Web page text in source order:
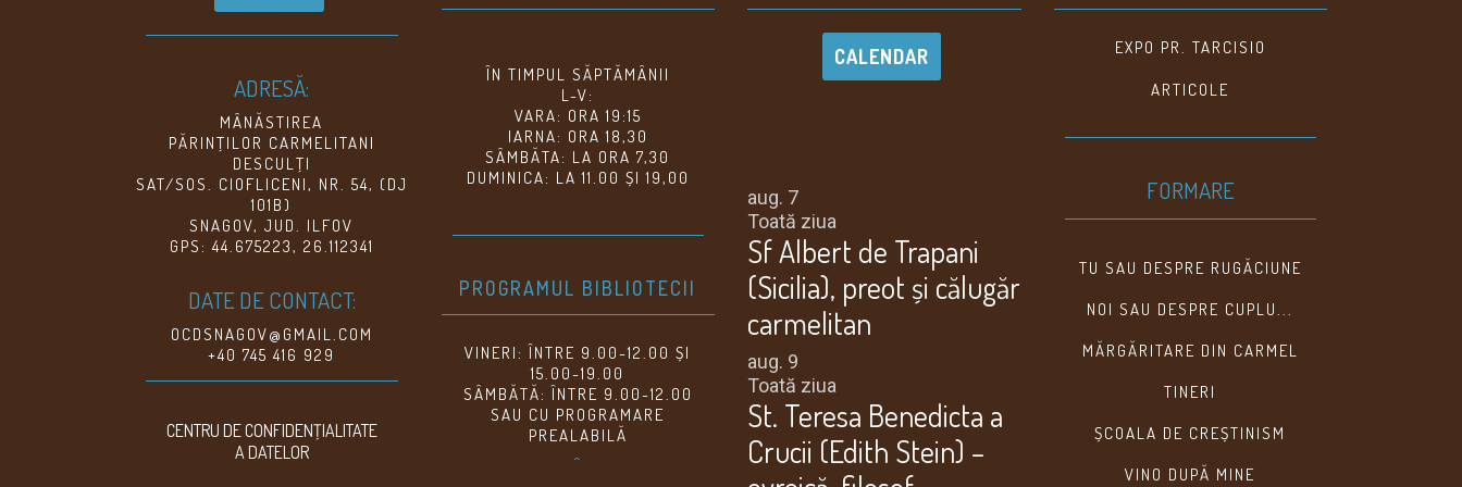
ADRESĂ:
MÂNĂSTIREA
PĂRINŢILOR CARMELITANI
DESCULŢI
SAT/SOS. CIOFLICENI, NR. 54, (DJ
101B)
SNAGOV, JUD. ILFOV
GPS: 44.675223, 26.112341
DATE DE CONTACT:
OCDSNAGOV@GMAIL.COM
+40 745 416 929
CENTRU DE CONFIDENŢIALITATE
A DATELOR
ÎN TIMPUL SĂPTĂMÂNII
L-V:
VARA: ORA 19:15
IARNA: ORA 18,30
SÂMBĂTA: LA ORA 7,30
DUMINICA: LA 11.00 ȘI 19,00
PROGRAMUL BIBLIOTECII
VINERI: ÎNTRE 9.00-12.00 ȘI
15.00-19.00
SÂMBĂTĂ: ÎNTRE 9.00-12.00
SAU CU PROGRAMARE
PREALABILĂ
^
CALENDAR
aug. 7
Toată ziua
Sf Albert de Trapani
(Sicilia), preot și călugăr
carmelitan
aug. 9
Toată ziua
St. Teresa Benedicta a
Crucii (Edith Stein) –
EXPO PR. TARCISIO
ARTICOLE
FORMARE
TU SAU DESPRE RUGĂCIUNE
NOI SAU DESPRE CUPLU...
MĂRGĂRITARE DIN CARMEL
TINERI
ȘCOALA DE CREȘTINISM
VINO DUPĂ MINE